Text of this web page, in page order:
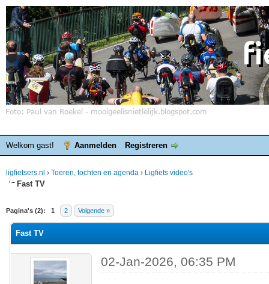
Welkom gast! Aanmelden Registreren
ligfietsers.nl › Toeren, tochten en agenda › Ligfiets video's
Fast TV
Pagina's (2): 1 2 Volgende »
waardering is 0
Fast TV
02-Jan-2026, 06:35 PM